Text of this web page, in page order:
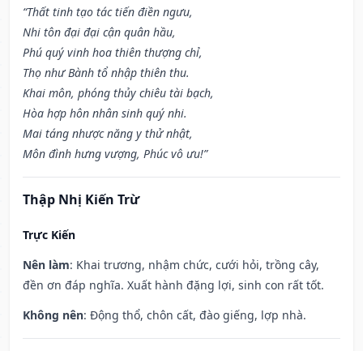
“Thất tinh tạo tác tiến điền ngưu,
Nhi tôn đại đại cận quân hầu,
Phú quý vinh hoa thiên thượng chỉ,
Thọ như Bành tổ nhập thiên thu.
Khai môn, phóng thủy chiêu tài bạch,
Hòa hợp hôn nhân sinh quý nhi.
Mai táng nhược năng y thử nhật,
Môn đình hưng vượng, Phúc vô ưu!”
Thập Nhị Kiến Trừ
Trực Kiến
Nên làm: Khai trương, nhậm chức, cưới hỏi, trồng cây,
đền ơn đáp nghĩa. Xuất hành đặng lợi, sinh con rất tốt.
Không nên: Động thổ, chôn cất, đào giếng, lợp nhà.